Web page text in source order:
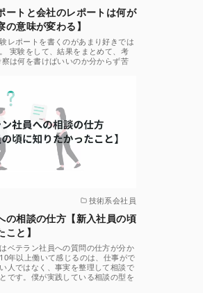
ートと会社のレポートは何が
意味が変わる】
レポートを書くのがあまり好きでは
実験をして、結果をまとめて、考
は何を書けばいいのか分からず苦
技術系会社員
の相談の仕方【新入社員の頃
と】
ベテラン社員への質問の仕方が分か
年以上働いて感じるのは、仕事がで
人ではなく、事実を整理して相談で
です。僕が実践している相談の型を